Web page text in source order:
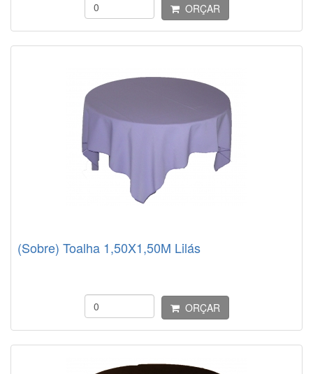
ORÇAR
(Sobre) Toalha 1,50X1,50M Lilás
ORÇAR